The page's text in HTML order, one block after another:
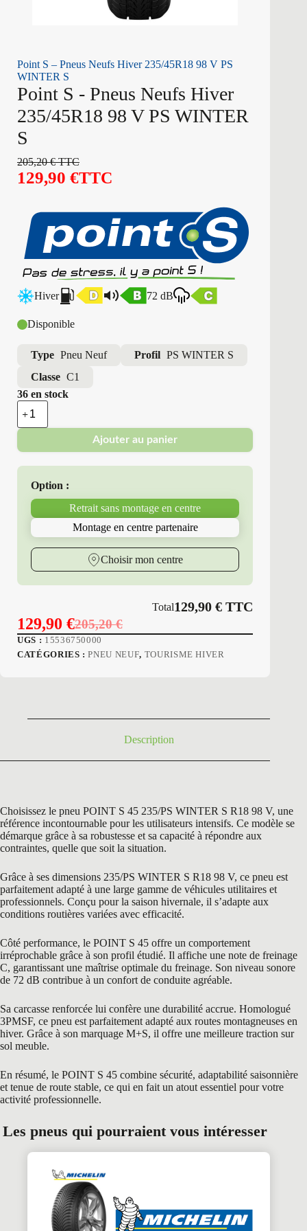
Point S – Pneus Neufs Hiver 235/45R18 98 V PS
WINTER S
Point S - Pneus Neufs Hiver
235/45R18 98 V PS WINTER
S
205,20€TTC
129,90 €TTC
Hiver 72 dB
Disponible
Type Pneu Neuf Profil PS WINTER S
Classe C1
36 en stock
quantité
de
Point
-
Pneus
Hiver
235/45R18
WINTER
Ajouter au panier
Option :
Retrait sans montage en centre
Montage en centre partenaire
Choisir mon centre
Total129,90€ TTC
205,20€
Le
prix
129,90 €
Le
prix
UGS : 15536750000
CATÉGORIES :PNEU NEUF, TOURISME HIVER
Description
Choisissez le pneu POINT S 45 235/PS WINTER S R18 98 V, une
référence incontournable pour les utilisateurs intensifs. Ce modèle se
démarque grâce à sa robustesse et sa capacité à répondre aux
contraintes, quelle que soit la situation.
Grâce à ses dimensions 235/PS WINTER S R18 98 V, ce pneu est
parfaitement adapté à une large gamme de véhicules utilitaires et
professionnels. Conçu pour la saison hivernale, il s’adapte aux
conditions routières variées avec efficacité.
Côté performance, le POINT S 45 offre un comportement
irréprochable grâce à son profil étudié. Il affiche une note de freinage
C, garantissant une maîtrise optimale du freinage. Son niveau sonore
de 72 dB contribue à un confort de conduite agréable.
Sa carcasse renforcée lui confère une durabilité accrue. Homologué
3PMSF, ce pneu est parfaitement adapté aux routes montagneuses en
hiver. Grâce à son marquage M+S, il offre une meilleure traction sur
sol meuble.
En résumé, le POINT S 45 combine sécurité, adaptabilité saisonnière
et tenue de route stable, ce qui en fait un atout essentiel pour votre
activité professionnelle.
Les pneus qui pourraient vous intéresser